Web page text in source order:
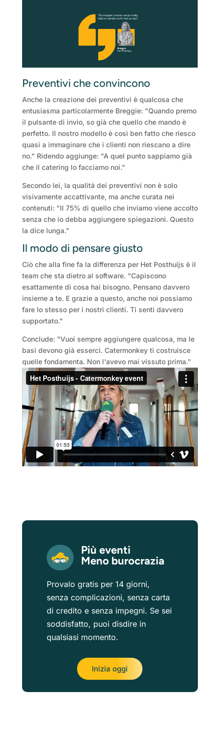
Preventivi che convincono
Anche la creazione dei preventivi è qualcosa che
entusiasma particolarmente Breggie: "Quando premo
il pulsante di invio, so già che quello che mando è
perfetto. Il nostro modello è così ben fatto che riesco
quasi a immaginare che i clienti non riescano a dire
no." Ridendo aggiunge: "A quel punto sappiamo già
che il catering lo facciamo noi."
Secondo lei, la qualità dei preventivi non è solo
visivamente accattivante, ma anche curata nei
contenuti: "Il 75% di quello che inviamo viene accolto
senza che io debba aggiungere spiegazioni. Questo
la dice lunga."
Il modo di pensare giusto
Ciò che alla fine fa la differenza per Het Posthuijs è il
team che sta dietro al software. "Capiscono
esattamente di cosa hai bisogno. Pensano davvero
insieme a te. E grazie a questo, anche noi possiamo
fare lo stesso per i nostri clienti. Ti senti davvero
supportato."
Conclude: "Vuoi sempre aggiungere qualcosa, ma le
basi devono già esserci. Catermonkey ti costruisce
quelle fondamenta. Non l'avevo mai vissuto prima."
Più eventi
Meno burocrazia
Provalo gratis per 14 giorni,
senza complicazioni, senza carta
di credito e senza impegni. Se sei
soddisfatto, puoi disdire in
qualsiasi momento.
Inizia oggi